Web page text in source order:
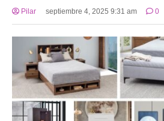
Pilar septiembre 4, 2025 9:31 am 0